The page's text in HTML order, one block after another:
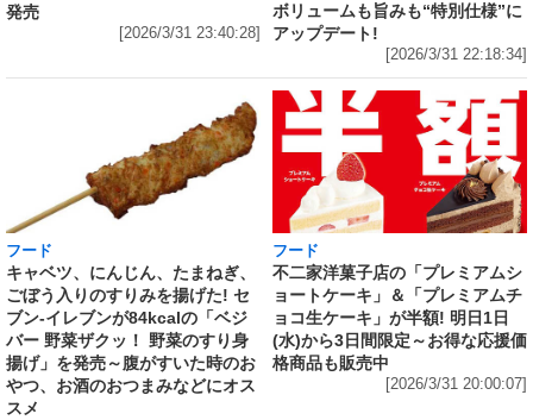
発売
[2026/3/31 23:40:28]
ボリュームも旨みも“特別仕様”に
アップデート!
[2026/3/31 22:18:34]
フード
キャベツ、にんじん、たまねぎ、
ごぼう入りのすりみを揚げた! セ
ブン‐イレブンが84kcalの「ベジ
バー 野菜ザクッ！ 野菜のすり身
揚げ」を発売～腹がすいた時のお
やつ、お酒のおつまみなどにオス
スメ
フード
不二家洋菓子店の「プレミアムシ
ョートケーキ」＆「プレミアムチ
ョコ生ケーキ」が半額! 明日1日
(水)から3日間限定～お得な応援価
格商品も販売中
[2026/3/31 20:00:07]